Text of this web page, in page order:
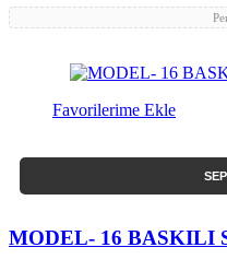
Favorilerime Ekle
MODEL- 16 BASKILI